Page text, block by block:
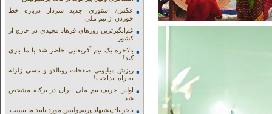
عکس/ استوری جدید سردار درباره خط
خوردن از تیم ملی
غم‌انگیزترین روزهای فرهاد مجیدی در خارج از
کشور
بالاخره یک تیم آفریقایی حاضر شد با ما بازی
کند!
ریزش میلیونی صفحات رونالدو و مسی زلزله
به راه انداخت!
اولین حریف تیم ملی ایران در ترکیه مشخص
شد
تاجرنیا: پیشنهاد پرسپولیس مورد تایید ما نیست